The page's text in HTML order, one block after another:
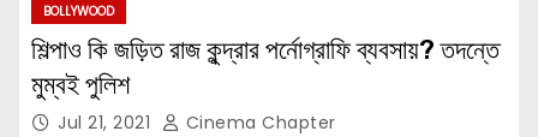
BOLLYWOOD
শিল্পাও কি জড়িত রাজ কুন্দ্রার পর্নোগ্রাফি ব্যবসায়? তদন্তে
মুম্বই পুলিশ
Jul 21, 2021 Cinema Chapter